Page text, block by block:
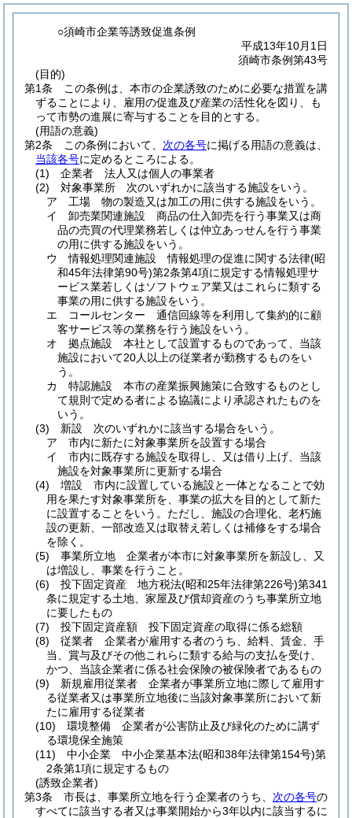
○須崎市企業等誘致促進条例
平成13年10月1日
須崎市条例第43号
(目的)
第1条
この条例は、本市の企業誘致のために必要な措置を講
ずることにより、雇用の促進及び産業の活性化を図り、も
って市勢の進展に寄与することを目的とする。
(用語の意義)
第2条
この条例において、 次の各号に掲げる用語の意義は、
当該各号に定めるところによる。
(1)
企業者 法人又は個人の事業者
(2)
対象事業所 次のいずれかに該当する施設をいう。
ア
工場 物の製造又は加工の用に供する施設をいう。
イ
卸売業関連施設 商品の仕入卸売を行う事業又は商
品の売買の代理業務若しくは仲立あっせんを行う事業
の用に供する施設をいう。
ウ
情報処理関連施設 情報処理の促進に関する法律(昭
和45年法律第90号)第2条第4項に規定する情報処理サ
ービス業若しくはソフトウェア業又はこれらに類する
事業の用に供する施設をいう。
エ
コールセンター 通信回線等を利用して集約的に顧
客サービス等の業務を行う施設をいう。
オ
拠点施設 本社として設置するものであって、当該
施設において20人以上の従業者が勤務するものをい
う。
カ
特認施設 本市の産業振興施策に合致するものとし
て規則で定める者による協議により承認されたものを
いう。
(3)
新設 次のいずれかに該当する場合をいう。
ア
市内に新たに対象事業所を設置する場合
イ
市内に既存する施設を取得し、又は借り上げ、当該
施設を対象事業所に更新する場合
(4)
増設 市内に設置している施設と一体となることで効
用を果たす対象事業所を、事業の拡大を目的として新た
に設置することをいう。 ただし、施設の合理化、老朽施
設の更新、一部改造又は取替え若しくは補修をする場合
を除く。
(5)
事業所立地 企業者が本市に対象事業所を新設し、又
は増設し、事業を行うこと。
(6)
投下固定資産 地方税法(昭和25年法律第226号)第341
条に規定する土地、家屋及び償却資産のうち事業所立地
に要したもの
(7)
投下固定資産額 投下固定資産の取得に係る総額
(8)
従業者 企業者が雇用する者のうち、給料、賃金、手
当、賞与及びその他これらに類する給与の支払を受け、
かつ、当該企業者に係る社会保険の被保険者であるもの
(9)
新規雇用従業者 企業者が事業所立地に際して雇用す
る従業者又は事業所立地後に当該対象事業所において新
たに雇用する従業者
(10)
環境整備 企業者が公害防止及び緑化のために講ず
る環境保全施策
(11)
中小企業 中小企業基本法(昭和38年法律第154号)第
2条第1項に規定するもの
(誘致企業者)
第3条
市長は、事業所立地を行う企業者のうち、 次の各号の
すべてに該当する者又は事業開始から3年以内に該当するに